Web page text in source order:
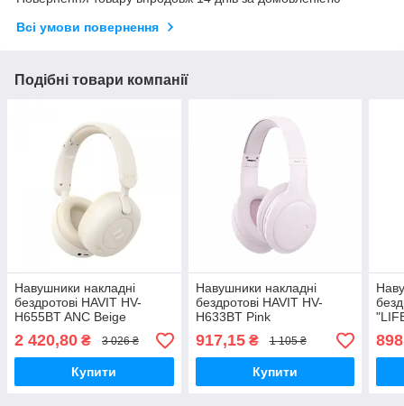
Всі умови повернення
Подібні товари компанії
Навушники накладні
бездротові HAVIT HV-
H655BT ANC Beige
2 420,80 ₴ 3 026 ₴
Купити
Навушники накладні
бездротові HAVIT HV-
H633BT Pink
917,15₴ 1 105 ₴
Купити